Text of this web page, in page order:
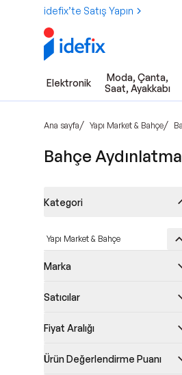
idefix’te Satış Yapın
Elektronik
Moda, Çanta,
Saat, Ayakkabı
Ana sayfa/ Yapı Market & Bahçe/
Bahçe Aydınlatma
Kategori
Yapı Market & Bahçe
Marka
Satıcılar
Fiyat Aralığı
Ürün Değerlendirme Puanı